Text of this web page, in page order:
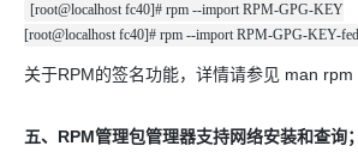
[root@localhost fc40]# rpm --import RPM-GPG-KEY
[root@localhost fc40]# rpm --import RPM-GPG-KEY-
关于RPM的签名功能，详情请参见 man rpm
五、RPM管理包管理器支持网络安装和查询；